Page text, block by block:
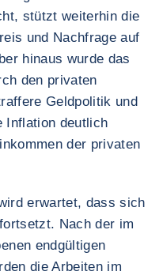
stützt weiterhin die
und Nachfrage auf
hinaus wurde das
den privaten
Geldpolitik und
Inflation deutlich
der privaten
erwartet, dass sich
Nach der im
endgültigen
die Arbeiten im